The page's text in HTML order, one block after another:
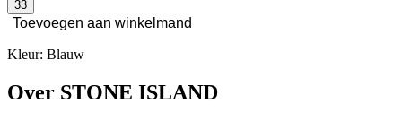
33
Toevoegen aan winkelmand
Kleur: Blauw
Over STONE ISLAND